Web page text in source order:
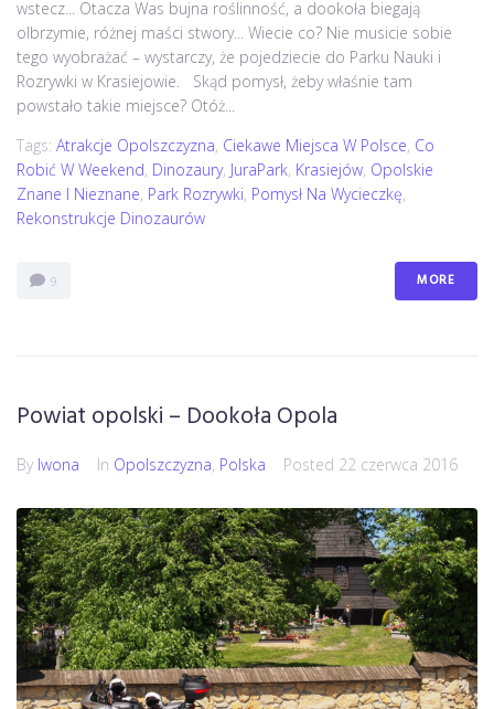
wstecz... Otacza Was bujna roślinność, a dookoła biegają
olbrzymie, różnej maści stwory... Wiecie co? Nie musicie sobie
tego wyobrażać – wystarczy, że pojedziecie do Parku Nauki i
Rozrywki w Krasiejowie. Skąd pomysł, żeby właśnie tam
powstało takie miejsce? Otóż...
Tags: Atrakcje Opolszczyzna, Ciekawe Miejsca W Polsce, Co
Robić W Weekend, Dinozaury, JuraPark, Krasiejów, Opolskie
Znane I Nieznane, Park Rozrywki, Pomysł Na Wycieczkę,
Rekonstrukcje Dinozaurów
9 MORE
Powiat opolski – Dookoła Opola
By Iwona In Opolszczyzna, Polska Posted 22 czerwca 2016